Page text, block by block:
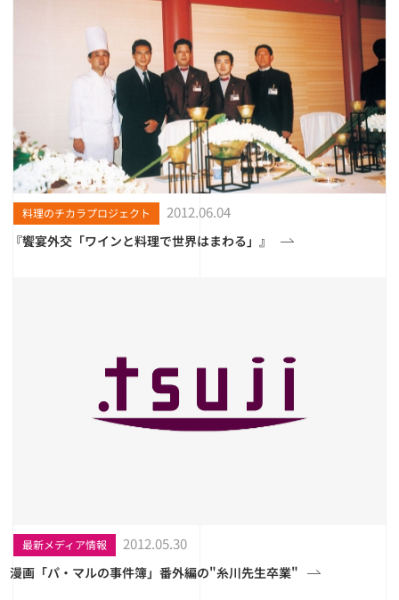
料理のチカラプロジェクト 2012.06.04
『饗宴外交「ワインと料理で世界はまわる」』
最新メディア情報 2012.05.30
漫画「パ・マルの事件簿」番外編の"糸川先生卒業"